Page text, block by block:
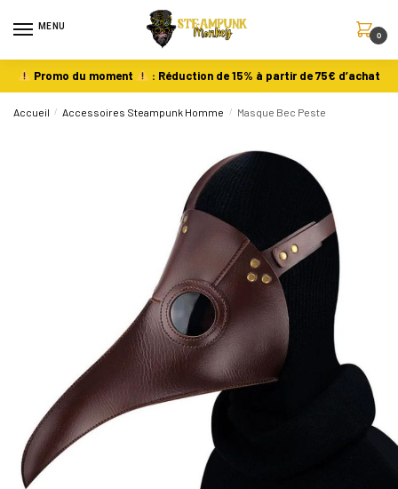
MENU
0
Promo du moment : Réduction de 15% à partir de 75€ d’achat
Accueil / Accessoires Steampunk Homme / Masque Bec Peste